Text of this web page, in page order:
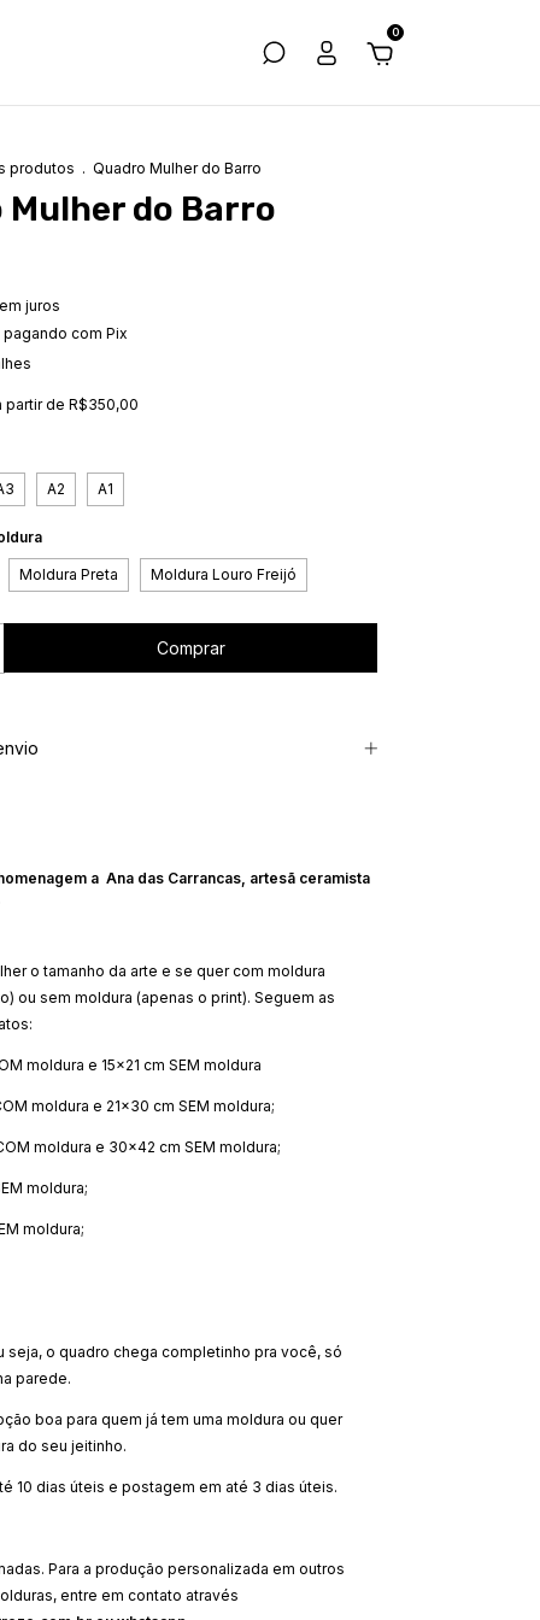
0
produtos . Quadro Mulher do Barro
Mulher do Barro
juros
pagando com Pix
partir de R$350,00
A2 A1
Moldura Preta Moldura Louro Freijó
a Ana das Carrancas, artesã ceramista
o tamanho da arte e se quer com moldura
ou sem moldura (apenas o print). Seguem as
moldura e 15x21 cm SEM moldura
moldura e 21x30 cm SEM moldura;
moldura e 30x42 cm SEM moldura;
moldura;
moldura;
seja, o quadro chega completinho pra você, só
parede.
boa para quem já tem uma moldura ou quer
do seu jeitinho.
10 dias úteis e postagem em até 3 dias úteis.
Para a produção personalizada em outros
entre em contato através